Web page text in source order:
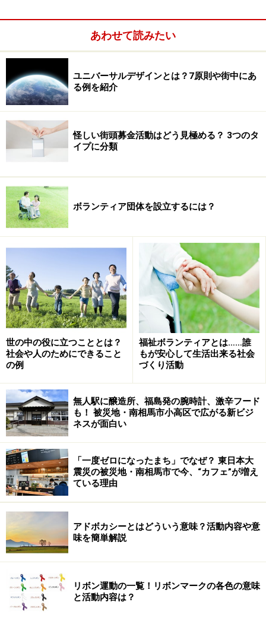
でも、それらはほんの一面。ボランティアはもっと多彩
で自由な活動です。地域の活動や、学校のPTA、スポー
ツや文化に関する行事やイベントなど、さまざまな場面
でボランティアが活動しています。
ガイドは、ボランティアとは、１人、１人が互いに尊重
しあい、安心して暮らせる平和な社会を築くための、個
人の意志に基づいた活動と考えています。私たちの社会
は多くの仮題を抱えています。それらの課題の解決のた
めに、そして皆が安心して暮らせる社会を作るために、
※記事内容は執筆時点のものです。最新の内容をご確認くださ
い。
1/ 4 次のページへ
あわせて読みたい
ユニバーサルデザインとは？7原則や街中にあ
る例を紹介
怪しい街頭募金活動はどう見極める？ 3つのタ
イプに分類
ボランティア団体を設立するには？
世の中の役に立つこととは？
社会や人のためにできること
の例
福祉ボランティアとは……誰
もが安心して生活出来る社会
づくり活動
無人駅に醸造所、福島発の腕時計、激辛フード
も！ 被災地・南相馬市小高区で広がる新ビジ
ネスが面白い
「一度ゼロになったまち」でなぜ？ 東日本大
震災の被災地・南相馬市で今、“カフェ”が増え
ている理由
アドボカシーとはどういう意味？活動内容や意
味を簡単解説
リボン運動の一覧！リボンマークの各色の意味
と活動内容は？